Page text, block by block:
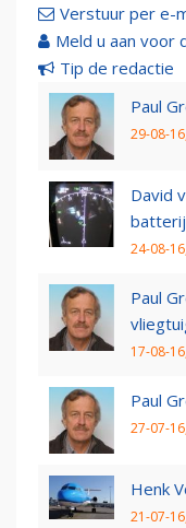
Verstuur per e-
Meld u aan voor
Tip de redactie
Paul
29-08-
David
24-08-
Paul
17-08-
Paul
27-07-
Henk
21-07-